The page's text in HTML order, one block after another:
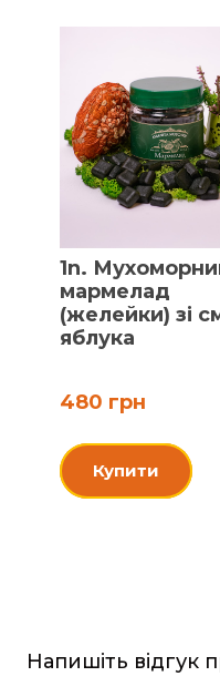
1n.
мармелад
(желейки) зі
яблука
480 грн
Купити
Напишіть відгук